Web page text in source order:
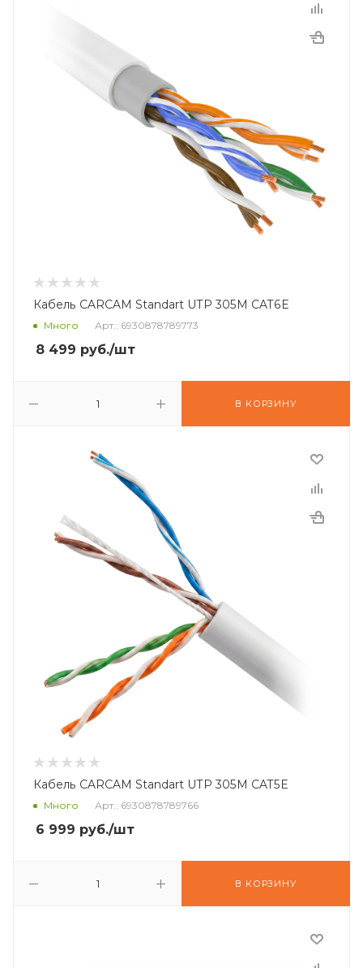
Кабель CARCAM Standart UTP 305M CAT6E
Много Арт.: 6930878789773
8 499 руб./шт
В КОРЗИНУ
Кабель CARCAM Standart UTP 305M CAT5E
Много Арт.: 6930878789766
6 999 руб./шт
В КОРЗИНУ